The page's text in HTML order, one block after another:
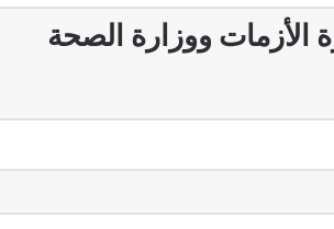
الأزمات ووزارة الصحة